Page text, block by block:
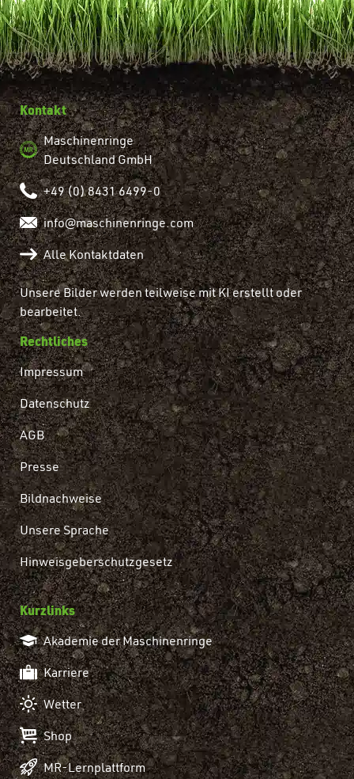
Kontakt
Maschinenringe
Deutschland GmbH
+49 (0) 8431 6499-0
info@maschinenringe.com
Alle Kontaktdaten
Unsere Bilder werden teilweise mit KI erstellt oder
bearbeitet.
Rechtliches
Impressum
Datenschutz
AGB
Presse
Bildnachweise
Unsere Sprache
Hinweisgeberschutzgesetz
Kurzlinks
Akademie der Maschinenringe
Karriere
Wetter
Shop
MR-Lernplattform